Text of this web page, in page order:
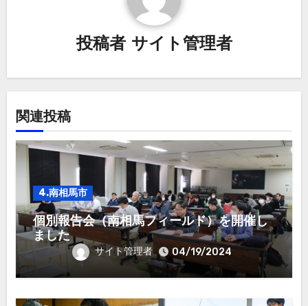
ン
投稿者 サイト管理者
関連投稿
4.南相馬市
個別報告会（南相馬フィールド）を開催し
ました
サイト管理者 04/19/2024